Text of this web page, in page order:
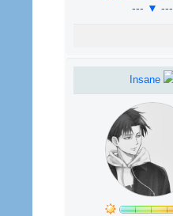
--- ▼ ---
Insane